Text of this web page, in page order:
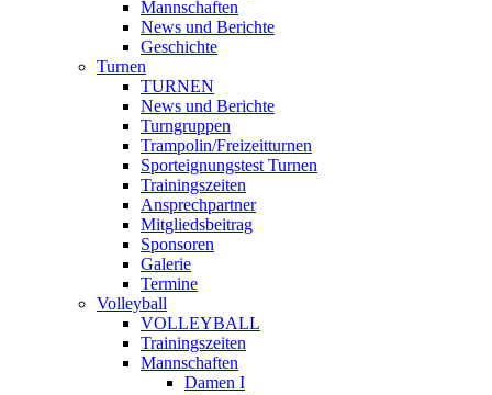
Mannschaften
News und Berichte
Geschichte
Turnen
TURNEN
News und Berichte
Turngruppen
Trampolin/Freizeitturnen
Sporteignungstest Turnen
Trainingszeiten
Ansprechpartner
Mitgliedsbeitrag
Sponsoren
Galerie
Termine
Volleyball
VOLLEYBALL
Trainingszeiten
Mannschaften
Damen I